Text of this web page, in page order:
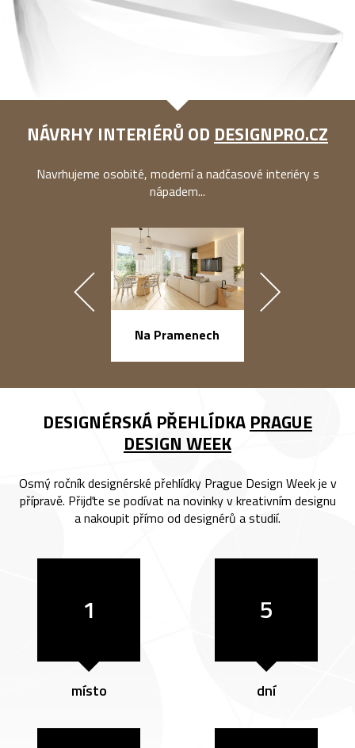
NÁVRHY INTERIÉRŮ OD DESIGNPRO.CZ
Navrhujeme osobité, moderní a nadčasové interiéry s
nápadem...
Na Pramenech
DESIGNÉRSKÁ PŘEHLÍDKA PRAGUE
DESIGN WEEK
Osmý ročník designérské přehlídky Prague Design Week je v
přípravě. Přijďte se podívat na novinky v kreativním designu
a nakoupit přímo od designérů a studií.
1
místo
5
dní